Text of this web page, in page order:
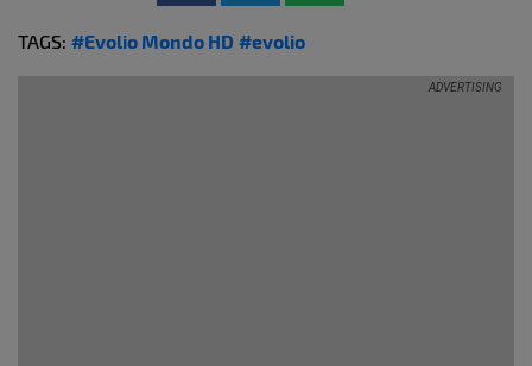
TAGS: #Evolio Mondo HD #evolio